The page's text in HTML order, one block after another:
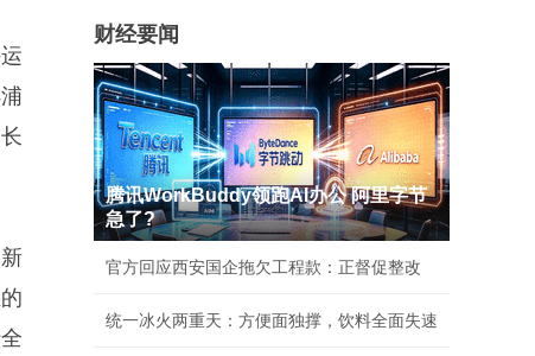
财经要闻
腾讯WorkBuddy领跑AI办公 阿里字节
急了?
官方回应西安国企拖欠工程款：正督促整改
统一冰火两重天：方便面独撑，饮料全面失速